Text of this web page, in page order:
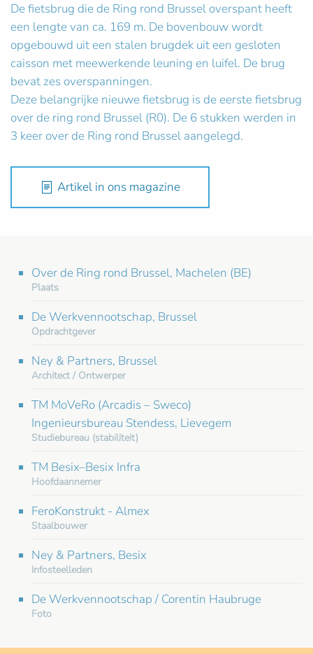
De fietsbrug die de Ring rond Brussel overspant heeft
een lengte van ca. 169 m. De bovenbouw wordt
opgebouwd uit een stalen brugdek uit een gesloten
caisson met meewerkende leuning en luifel. De brug
bevat zes overspanningen.
Deze belangrijke nieuwe fietsbrug is de eerste fietsbrug
over de ring rond Brussel (R0). De 6 stukken werden in
3 keer over de Ring rond Brussel aangelegd.
Artikel in ons magazine
Over de Ring rond Brussel, Machelen (BE)
Plaats
De Werkvennootschap, Brussel
Opdrachtgever
Ney & Partners, Brussel
Architect / Ontwerper
TM MoVeRo (Arcadis – Sweco)
Ingenieursbureau Stendess, Lievegem
Studiebureau (stabiliteit)
TM Besix–Besix Infra
Hoofdaannemer
FeroKonstrukt - Almex
Staalbouwer
Ney & Partners, Besix
Infosteelleden
De Werkvennootschap / Corentin Haubruge
Foto